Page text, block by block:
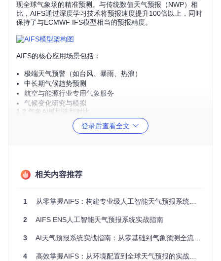
现全球气象场的精准预测。与传统数值天气预报（NWP）相
比，AIFS通过深度学习技术将预报速度提升100倍以上，同时
保持了与ECMWF IFS模型相当的预报精度。
AIFS的核心应用场景包括：
极端天气预警（如台风、暴雨、热浪）
中长期气候趋势预测
航空与能源行业专用气象服务
气候变化研究与模拟
1.2 气象AI模型选型对比
在选择气象AI模型时，需要从多个维度进行评估：
    A --> B{精度需求}
    B -->|全球高精度| C[AIFS]
    A --> F{计算资源}
    F -->|单GPU| G[GraphCast]
    A --> I{数据需求}
    I -->|有限参数| D
登录后查看全文
相关内容推荐
1 从零掌握AIFS：构建专业级人工智能天气预报系统的实践指南
2 AIFS ENS人工智能天气预报系统实战指南
3 AI天气预报系统实战指南：从零基础到气象预测全流程掌握
4 高效掌握AIFS：从环境配置到全球天气预报的实战指南